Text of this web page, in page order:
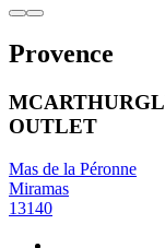
Provence
OUTLET
Mas de la Péronne
Miramas
13140